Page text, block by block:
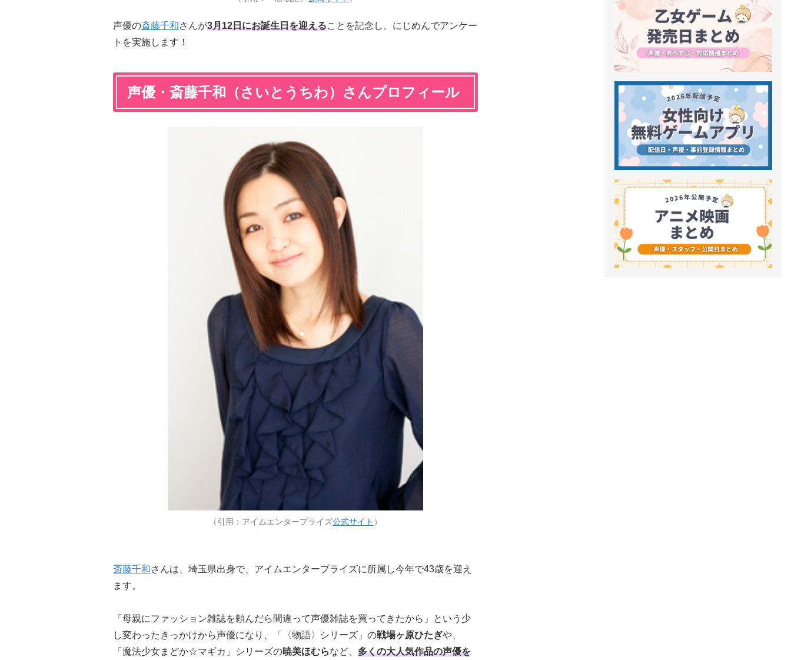
声優の斎藤千和さんが3月12日にお誕生日を迎えることを記念し、にじめんでアンケー
トを実施します！
声優・斎藤千和（さいとうちわ）さんプロフィール
（引用：アイムエンタープライズ公式サイト ）
斎藤千和さんは、埼玉県出身で、アイムエンタープライズに所属し今年で43歳を迎え
ます。
「母親にファッション雑誌を頼んだら間違って声優雑誌を買ってきたから」という少
し変わったきっかけから声優になり、「〈物語〉シリーズ」の戦場ヶ原ひたぎや、
「魔法少女まどか☆マギカ」シリーズの暁美ほむらなど、 多くの大人気作品の声優を